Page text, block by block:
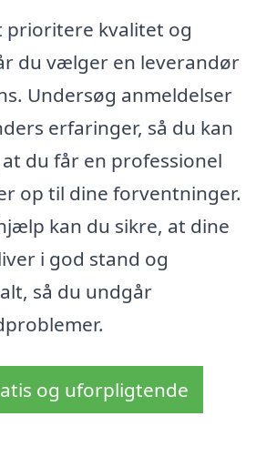
prioritere kvalitet og
du vælger en leverandør
Undersøg anmeldelser
erfaringer, så du kan
du får en professionel
op til dine forventninger.
kan du sikre, at dine
i god stand og
så du undgår
og uforpligtende